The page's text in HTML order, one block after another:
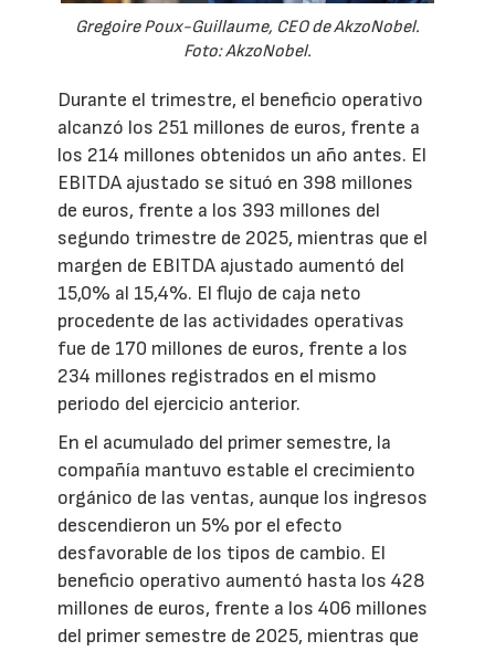
Gregoire Poux-Guillaume, CEO de AkzoNobel.
Foto: AkzoNobel.
Durante el trimestre, el beneficio operativo
alcanzó los 251 millones de euros, frente a
los 214 millones obtenidos un año antes. El
EBITDA ajustado se situó en 398 millones
de euros, frente a los 393 millones del
segundo trimestre de 2025, mientras que el
margen de EBITDA ajustado aumentó del
15,0% al 15,4%. El flujo de caja neto
procedente de las actividades operativas
fue de 170 millones de euros, frente a los
234 millones registrados en el mismo
periodo del ejercicio anterior.
En el acumulado del primer semestre, la
compañía mantuvo estable el crecimiento
orgánico de las ventas, aunque los ingresos
descendieron un 5% por el efecto
desfavorable de los tipos de cambio. El
beneficio operativo aumentó hasta los 428
millones de euros, frente a los 406 millones
del primer semestre de 2025, mientras que